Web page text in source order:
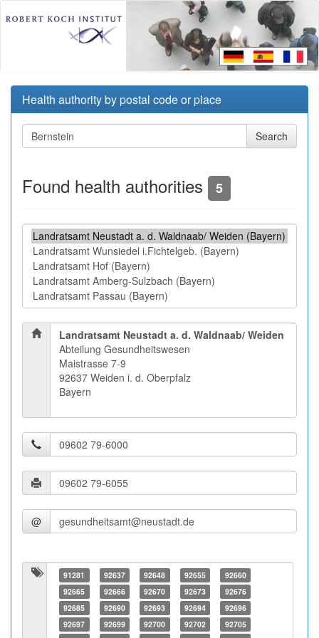
Health authority by postal code or place
Found health authorities 5
Landratsamt Neustadt a. d. Waldnaab/ Weiden
Abteilung Gesundheitswesen
Maistrasse 7-9
92637 Weiden i. d. Oberpfalz
Bayern
@
91281 92637 92648 92655
92660
92665
92666 92670 92673
92676
92685
92690 92693 92694
92696
92697
92699 92700 92702
92705